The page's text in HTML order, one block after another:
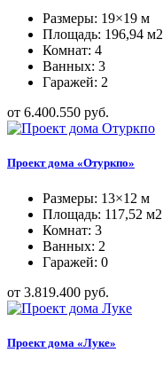
Размеры: 19×19 м
Площадь: 196,94 м2
Комнат: 4
Ванных: 3
Гаражей: 2
от 6.400.550 руб.
Проект дома «Отуркпо»
Размеры: 13×12 м
Площадь: 117,52 м2
Комнат: 3
Ванных: 2
Гаражей: 0
от 3.819.400 руб.
Проект дома «Луке»